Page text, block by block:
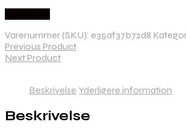
Varenummer (SKU): e35af37b72d8
Previous Product
Next Product
Beskrivelse Yderligere information
Beskrivelse